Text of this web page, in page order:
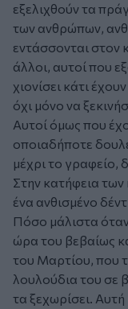
εξελιχθούν τα
των ανθρώπων,
εντάσσονται στον
άλλοι, αυτοί που
χιονίσει κάτι
όχι μόνο να
Αυτοί όμως που
οποιαδήποτε
μέχρι το γραφείο,
Στην κατήφεια
ένα ανθισμένο
Πόσο μάλιστα όταν
ώρα του βεβαίως
του Μαρτίου, που
λουλούδια του σε
τα ξεχωρίσει.